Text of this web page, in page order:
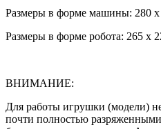
Размеры в форме машины: 280
Размеры в форме робота: 265 х
ВНИМАНИЕ:
Для работы игрушки (модели)
почти полностью